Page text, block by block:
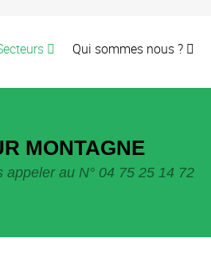
Qui sommes nous ?
MONTAGNE
appeler au N° 04 75 25 14 72